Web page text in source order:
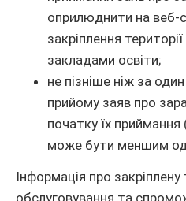
оприлюднити на веб-
закріплення
закладами освіти;
не пізніше ніж за
прийому заяв про
початку їх
може бути меншим
Інформація про
обслуговування та